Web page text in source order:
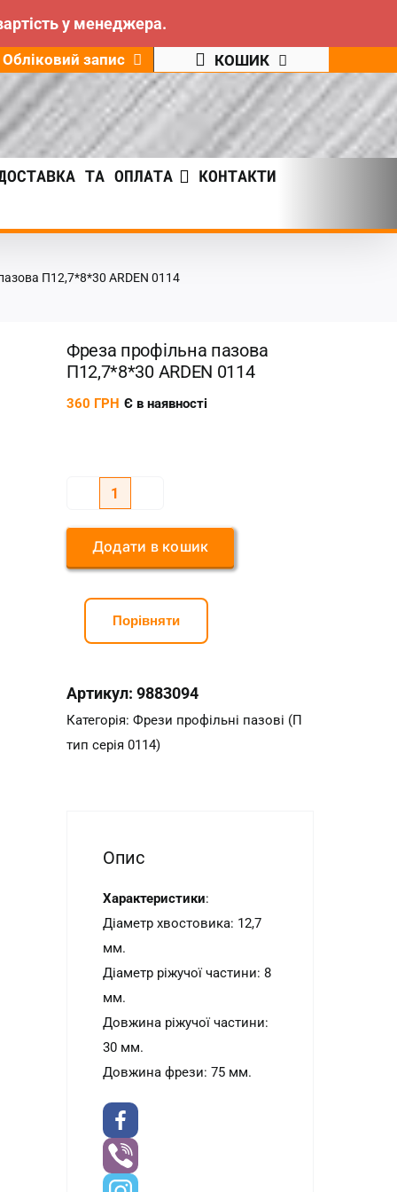
у менеджера.
Обліковий запис КОШИК
ТА ОПЛАТА
КОНТАКТИ
П12,7*8*30 ARDEN 0114
Фреза профільна пазова
П12,7*8*30 ARDEN 0114
360 ГРН Є в наявності
профільна
пазова
ARDEN
0114
Додати в кошик
Порівняти
Артикул: 9883094
Категорія: Фрези профільні пазові (П
тип серія 0114)
Опис
Характеристики:
Діаметр хвостовика: 12,7
мм.
Діаметр ріжучої частини: 8
мм.
Довжина ріжучої частини:
30 мм.
Довжина фрези: 75 мм.